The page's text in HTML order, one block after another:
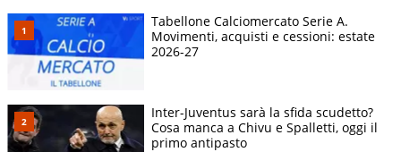
Tabellone Calciomercato Serie A.
Movimenti, acquisti e cessioni: estate
2026-27
Inter-Juventus sarà la sfida scudetto?
Cosa manca a Chivu e Spalletti, oggi il
primo antipasto